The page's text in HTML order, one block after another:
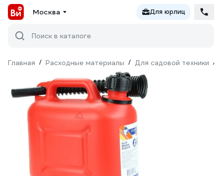
Москва Для юрлиц
Поиск в каталоге
Главная / Расходные материалы / Для садовой техники /